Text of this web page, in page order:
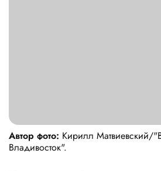
Автор фото: Кирилл Матвиевский/
Владивосток".